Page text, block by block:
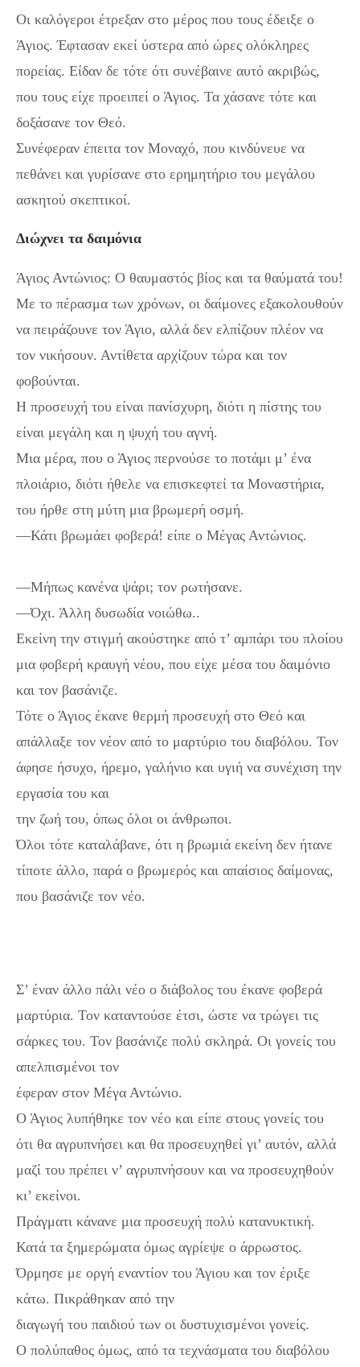
Οι καλόγεροι έτρεξαν στο μέρος που τους έδειξε ο
Άγιος. Έφτασαν εκεί ύστερα από ώρες ολόκληρες
πορείας. Είδαν δε τότε ότι συνέβαινε αυτό ακριβώς,
που τους είχε προειπεί ο Άγιος. Τα χάσανε τότε και
δοξάσανε τον Θεό.
Συνέφεραν έπειτα τον Μοναχό, που κινδύνευε να
πεθάνει και γυρίσανε στο ερημητήριο του μεγάλου
ασκητού σκεπτικοί.
Διώχνει τα δαιμόνια
Άγιος Αντώνιος: Ο θαυμαστός βίος και τα θαύματά του!
Με το πέρασμα των χρόνων, οι δαίμονες εξακολουθούν
να πειράζουνε τον Άγιο, αλλά δεν ελπίζουν πλέον να
τον νικήσουν. Αντίθετα αρχίζουν τώρα και τον
φοβούνται.
Η προσευχή του είναι πανίσχυρη, διότι η πίστης του
είναι μεγάλη και η ψυχή του αγνή.
Μια μέρα, που ο Άγιος περνούσε το ποτάμι μ’ ένα
πλοιάριο, διότι ήθελε να επισκεφτεί τα Μοναστήρια,
του ήρθε στη μύτη μια βρωμερή οσμή.
—Κάτι βρωμάει φοβερά! είπε ο Μέγας Αντώνιος.
—Μήπως κανένα ψάρι; τον ρωτήσανε.
—Όχι. Άλλη δυσωδία νοιώθω..
Εκείνη την στιγμή ακούστηκε από τ’ αμπάρι του πλοίου
μια φοβερή κραυγή νέου, που είχε μέσα του δαιμόνιο
και τον βασάνιζε.
Τότε ο Άγιος έκανε θερμή προσευχή στο Θεό και
απάλλαξε τον νέον από το μαρτύριο του διαβόλου. Τον
άφησε ήσυχο, ήρεμο, γαλήνιο και υγιή να συνέχιση την
εργασία του και
την ζωή του, όπως όλοι οι άνθρωποι.
Όλοι τότε καταλάβανε, ότι η βρωμιά εκείνη δεν ήτανε
τίποτε άλλο, παρά ο βρωμερός και απαίσιος δαίμονας,
που βασάνιζε τον νέο.
Σ’ έναν άλλο πάλι νέο ο διάβολος του έκανε φοβερά
μαρτύρια. Τον καταντούσε έτσι, ώστε να τρώγει τις
σάρκες του. Τον βασάνιζε πολύ σκληρά. Οι γονείς του
απελπισμένοι τον
έφεραν στον Μέγα Αντώνιο.
Ο Άγιος λυπήθηκε τον νέο και είπε στους γονείς του
ότι θα αγρυπνήσει και θα προσευχηθεί γι’ αυτόν, αλλά
μαζί του πρέπει ν’ αγρυπνήσουν και να προσευχηθούν
κι’ εκείνοι.
Πράγματι κάνανε μια προσευχή πολύ κατανυκτική.
Κατά τα ξημερώματα όμως αγρίεψε ο άρρωστος.
Όρμησε με οργή εναντίον του Άγιου και τον έριξε
κάτω. Πικράθηκαν από την
διαγωγή του παιδιού των οι δυστυχισμένοι γονείς.
Ο πολύπαθος όμως, από τα τεχνάσματα του διαβόλου